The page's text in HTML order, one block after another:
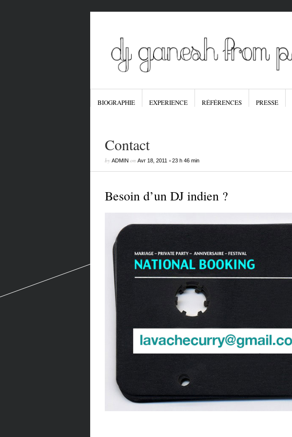
BIOGRAPHIE EXPERIENCE RÉFÉRENCES PRESSE
Contact
by ADMIN on Avr 18, 2011•23 h 46 min
Besoin d’un DJ indien ?